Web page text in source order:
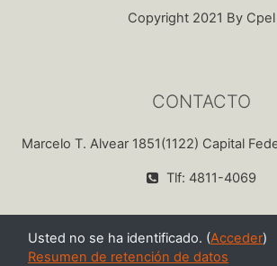
Copyright 2021 By Cpel
CONTACTO
Marcelo T. Alvear 1851(1122) Capital
Tlf: 4811-4069
Usted no se ha identificado. (Acceder)
Resumen de retención de datos